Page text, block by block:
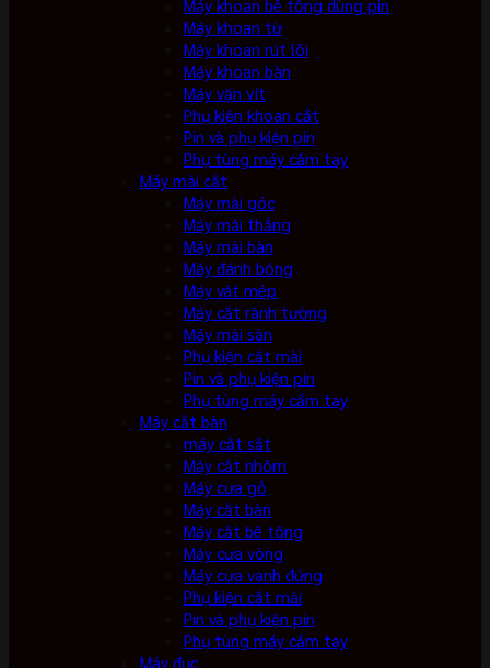
Máy khoan bê tông dùng pin
Máy khoan từ
Máy khoan rút lõi
Máy khoan bàn
Máy vặn vít
Phụ kiện khoan cắt
Pin và phụ kiện pin
Phụ tùng máy cầm tay
Máy mài cắt
Máy mài góc
Máy mài thẳng
Máy mài bàn
Máy đánh bóng
Máy vát mép
Máy cắt rãnh tường
Máy mài sàn
Phụ kiện cắt mài
Pin và phụ kiện pin
Phụ tùng máy cầm tay
Máy cắt bàn
máy cắt sắt
Máy cắt nhôm
Máy cưa gỗ
Máy cắt bàn
Máy cắt bê tông
Máy cưa vòng
Máy cưa vanh đứng
Phụ kiện cắt mài
Pin và phụ kiện pin
Phụ tùng máy cầm tay
Máy đục